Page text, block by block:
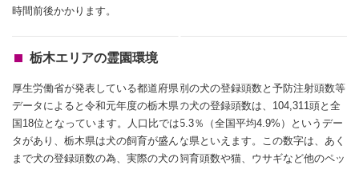
時間前後かかります。
栃木エリアの霊園環境
厚生労働省が発表している都道府県別の犬の登録頭数と予防注射頭数等
データによると令和元年度の栃木県の犬の登録頭数は、104,311頭と全
国18位となっています。人口比では5.3％（全国平均4.9%）というデー
タがあり、栃木県は犬の飼育が盛んな県といえます。この数字は、あく
まで犬の登録頭数の為、実際の犬の飼育頭数や猫、ウサギなど他のペッ